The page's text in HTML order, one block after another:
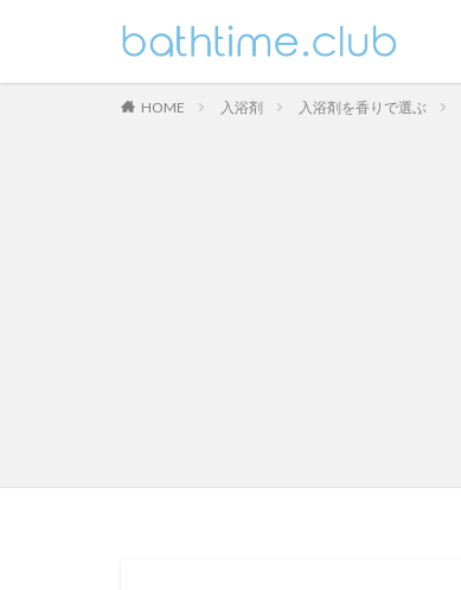
HOME 入浴剤 入浴剤を香りで選ぶ